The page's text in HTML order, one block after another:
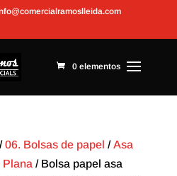
0 elementos
06. Bolsas de papel /Asa
Plana / Bolsa papel asa